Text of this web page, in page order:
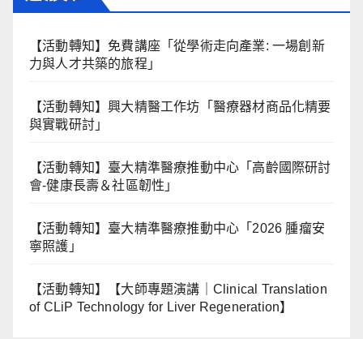
【活動轉知】免費講座「從學術走向產業: ⼀場創新
力與⼈才共築的旅程」
【活動轉知】興大精醫工作坊「醫療器材商品化精要
與實戰研討」
【活動轉知】臺大精準醫療推動中心「高齡國際研討
會-健康長壽＆社區韌性」
【活動轉知】臺大精準醫療推動中心「2026 腫瘤安
寧照護」
【活動轉知】【大師專題演講｜Clinical Translation
of CLiP Technology for Liver Regeneration】